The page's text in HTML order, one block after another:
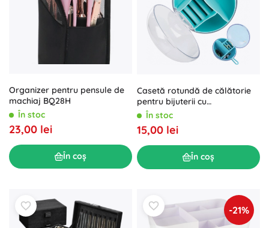
Organizer pentru pensule de
machiaj BQ28H
În stoc
23,00 lei
În coș
Casetă rotundă de călătorie
pentru bijuterii cu
compartimente
În stoc
15,00 lei
În coș
-21%